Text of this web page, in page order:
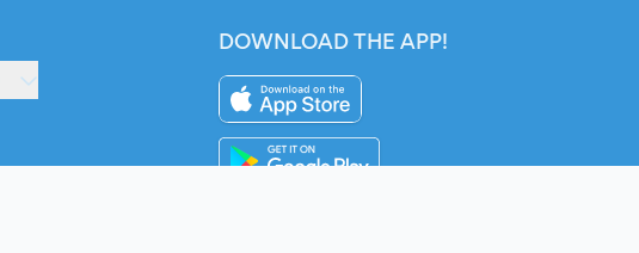
DOWNLOAD THE APP!